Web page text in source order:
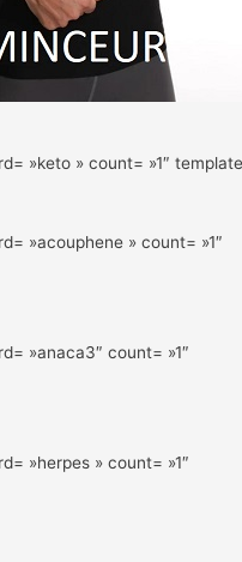
»keto » count= »1″
»acouphene » count= »1″
»anaca3″ count= »1″
»herpes » count= »1″